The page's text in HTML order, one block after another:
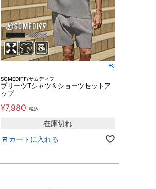
SOMEDIFF/サムディフ
プリーツTシャツ＆ショーツセットア
ップ
¥7,980 税込
在庫切れ
カートに入れる